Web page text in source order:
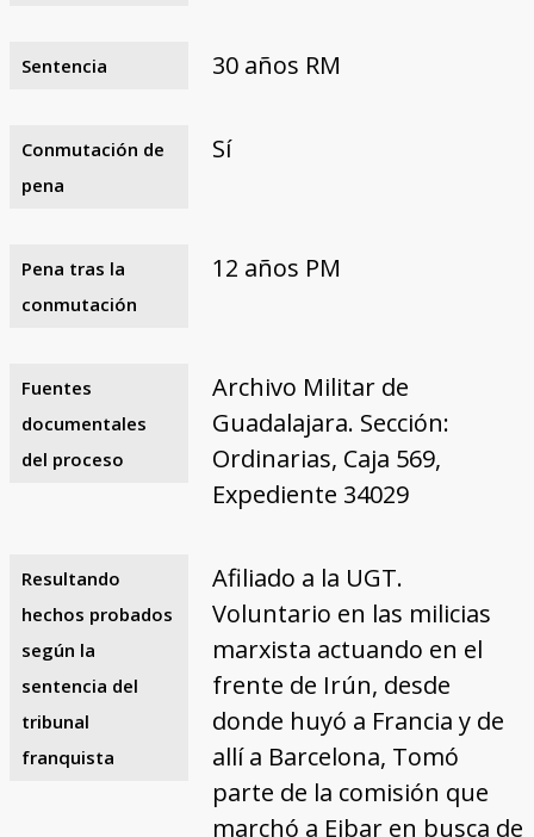
Sentencia 30 años RM
Conmutación de
pena
Sí
Pena tras la
conmutación
12 años PM
Fuentes
documentales
del proceso
Archivo Militar de
Guadalajara. Sección:
Ordinarias, Caja 569,
Expediente 34029
Resultando
hechos probados
según la
sentencia del
tribunal
franquista
Afiliado a la UGT.
Voluntario en las milicias
marxista actuando en el
frente de Irún, desde
donde huyó a Francia y de
allí a Barcelona, Tomó
parte de la comisión que
marchó a Eibar en busca de